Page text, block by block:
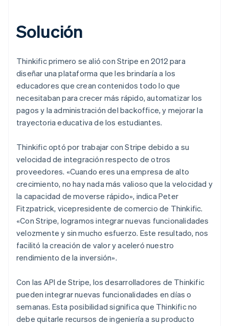
Solución
Thinkific primero se alió con Stripe en 2012 para
diseñar una plataforma que les brindaría a los
educadores que crean contenidos todo lo que
necesitaban para crecer más rápido, automatizar los
pagos y la administración del backoffice, y mejorar la
trayectoria educativa de los estudiantes.
Thinkific optó por trabajar con Stripe debido a su
velocidad de integración respecto de otros
proveedores. «Cuando eres una empresa de alto
crecimiento, no hay nada más valioso que la velocidad y
la capacidad de moverse rápido», indica Peter
Fitzpatrick, vicepresidente de comercio de Thinkific.
«Con Stripe, logramos integrar nuevas funcionalidades
velozmente y sin mucho esfuerzo. Este resultado, nos
facilitó la creación de valor y aceleró nuestro
rendimiento de la inversión».
Con las API de Stripe, los desarrolladores de Thinkific
pueden integrar nuevas funcionalidades en días o
semanas. Esta posibilidad significa que Thinkific no
debe quitarle recursos de ingeniería a su producto